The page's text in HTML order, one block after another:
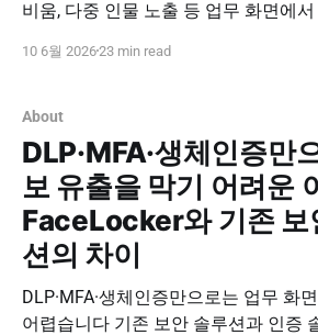
비움, 다중 인물 노출 등 업무 화면에
정보 기반 실시간 사용자 검증으로 보
10 6월 202623 min read
About
DLP·MFA·생체인증만
보 유출을 막기 어려운
FaceLocker와 기존 보
션의 차이
DLP·MFA·생체인증만으로는 업무 화
어렵습니다 기존 보안 솔루션과 인증 솔루션은 각자의 영